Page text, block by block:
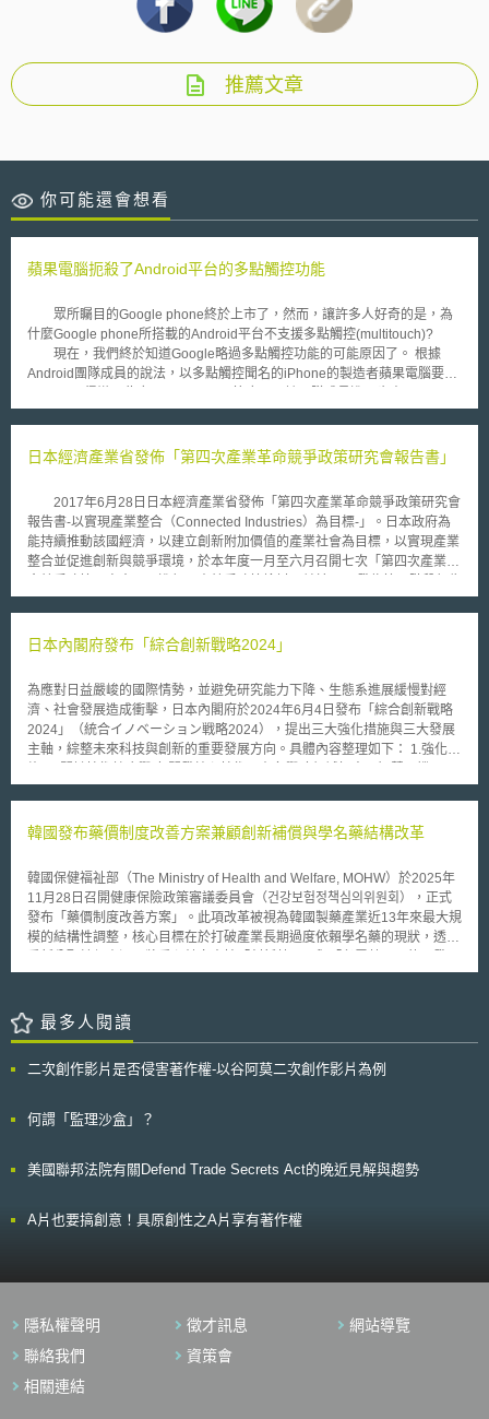
推薦文章
你可能還會想看
蘋果電腦扼殺了Android平台的多點觸控功能
眾所矚目的Google phone終於上市了，然而，讓許多人好奇的是，為
什麼Google phone所搭載的Android平台不支援多點觸控(multitouch)?
現在，我們終於知道Google略過多點觸控功能的可能原因了。 根據
Android團隊成員的說法，以多點觸控聞名的iPhone的製造者蘋果電腦要求
Google的決定讓他們鬆了一口氣。在此之前，Palm因為宣布將在新的Pre
最後決定不對Palm採取法律行動，這兩家公司之間的關係也很難好轉。顯
名稱為「觸控螢幕裝置、方法以及應用啟發式原理來確認使用者指令的圖形
化使用者介面」的專利，其專利號為7,479,949。此專利在2008年04月11
日提出申請，其內容涵蓋了應用在iPhone上的多點觸控功能以及在iPhone
上所使用的指令手勢。 在獲得該專利權的隔天，蘋果電腦營運長Tim
Cook公開警告iPhone的競爭對手「我們不會放任蘋果的智慧財產權被剽
日本經濟產業省發佈「第四次產業革命競爭政策研究會報告書」
2017年6月28日日本經濟產業省發佈「第四次產業革命競爭政策研究會
報告書-以實現產業整合（Connected Industries）為目標-」。日本政府為
能持續推動該國經濟，以建立創新附加價值的產業社會為目標，以實現產業
整合並促進創新與競爭環境，於本年度一月至六月召開七次「第四次產業革
書。 本報告中提出四種大數據應用的商業模式，分別為：單獨成長
服務本身透過資料蒐集應用來改善品質。附隨應用型則除了透過資料搜集以
善。他面活用型則透過產品或服務的資料蒐集，運用到其他的領域（例如駕
駛資料的蒐集運用到保險費率的計算）。多面展開型則將多種不同的產品與
服務的資料取得後綜整分析以能相互提升品質，或應用到新發展的領域。
報告中並提出資料運用對競爭環境影響的三個關鍵步驟。首先是資料本
身的影響力，包括資料本身的必要性、資料品質、蒐集成本等。其次為資料
與蒐集能力的差異（與競爭者能區別）。第三是資料運用可能性，應注意資
日本內閣府發布「綜合創新戰略2024」
為應對日益嚴峻的國際情勢，並避免研究能力下降、生態系進展緩慢對經
濟、社會發展造成衝擊，日本內閣府於2024年6月4日發布「綜合創新戰略
2024」（統合イノベーション戦略2024），提出三大強化措施與三大發展
主軸，綜整未來科技與創新的重要發展方向。具體內容整理如下： 1.強化措
人、物聯網等，透過產官學界合作推進技術融合與研究開發、推動人才培
性協作，並以促進開發利用、確保安全性為主要目標，主導、參與重要技術
研發人工智慧之應用，及利用人工智慧加速創新速度等。 2.發展主軸 (1)推
進先進科技戰略 針對各重要領域如人工智慧、核融合能源、量子科技、生
物科學、材料科學、半導體與通訊技術（6G）推展研究；確保大學與研究
機構之研究安全性與倫理，並為設立智庫強化研究機能預做準備；同時綜合
運用各領域的知識創造價值，為整體社會提供自動化、省力化、防災減災之
新生態系 透過SBIR計畫（Small Business Innovation Research，小型企
業創新研發計畫）補助，並促進新創企業之政府採購；藉由產官學合作推展
創新；以及擴大政府與民間研發投資規模，促進人才、技術、資金在大企業
本計畫（科学技術・イノベーション基本計画）開展之基礎。我國於半導
動與落實，亦值得我國持續關注、參考。
韓國發布藥價制度改善方案兼顧創新補償與學名藥結構改革
韓國保健福祉部（The Ministry of Health and Welfare, MOHW）於2025年
11月28日召開健康保險政策審議委員會（건강보험정책심의위원회），正式
發布「藥價制度改善方案」。此項改革被視為韓國製藥產業近13年來最大規
模的結構性調整，核心目標在於打破產業長期過度依賴學名藥的現狀，透過
供應。 在強化創新新藥補償方面，政府為解決藥價偏低導致新藥上市延遲
大實施「藥價靈活契約制」，允許藥品公開價格維持國際水準，實際支付價
格則透過回饋調控，以消除跨國藥廠對全球參照價格的疑慮。此外，針對重
病藥物健保登錄期由240天大幅縮減至100天內。針對具革命性療效的新
品，後續再依真實世界證據調整藥價。 新制擬將學名藥及專利過期藥品的
算優惠，改採階梯式定價，規定同一成分藥品第11項學名藥起，藥價將較前
保供應鏈脆弱的國家必需藥品供應，政府將提高低價藥品的成本補償上限至
5億韓元，並新設最高7%的政策加成。若藥品使用韓國國產原料藥，將給予
最多人閱讀
二次創作影片是否侵害著作權-以谷阿莫二次創作影片為例
何謂「監理沙盒」？
美國聯邦法院有關Defend Trade Secrets Act的晚近見解與趨勢
A片也要搞創意！具原創性之A片享有著作權
隱私權聲明 徵才訊息
網站導覽
聯絡我們
資策會
相關連結